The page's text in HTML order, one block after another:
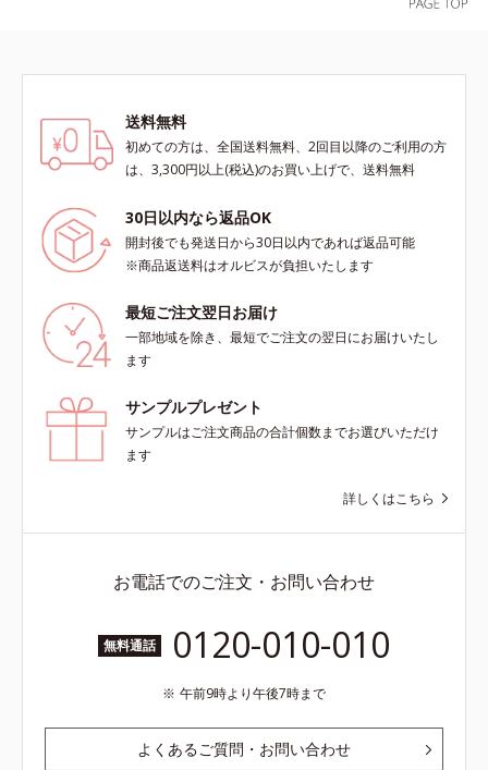
送料無料
初めての方は、全国送料無料、2回目以降のご利用の方
は、3,300円以上(税込)のお買い上げで、送料無料
30日以内なら返品OK
開封後でも発送日から30日以内であれば返品可能
※商品返送料はオルビスが負担いたします
最短ご注文翌日お届け
一部地域を除き、最短でご注文の翌日にお届けいたし
ます
サンプルプレゼント
サンプルはご注文商品の合計個数までお選びいただけ
ます
詳しくはこちら
お電話でのご注文・お問い合わせ
無料通話 0120-010-010
午前9時より午後7時まで
よくあるご質問・お問い合わせ